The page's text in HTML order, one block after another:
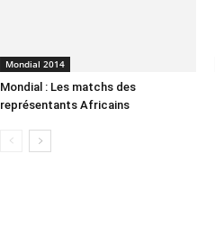
Mondial 2014
Mondial : Les matchs des
représentants Africains